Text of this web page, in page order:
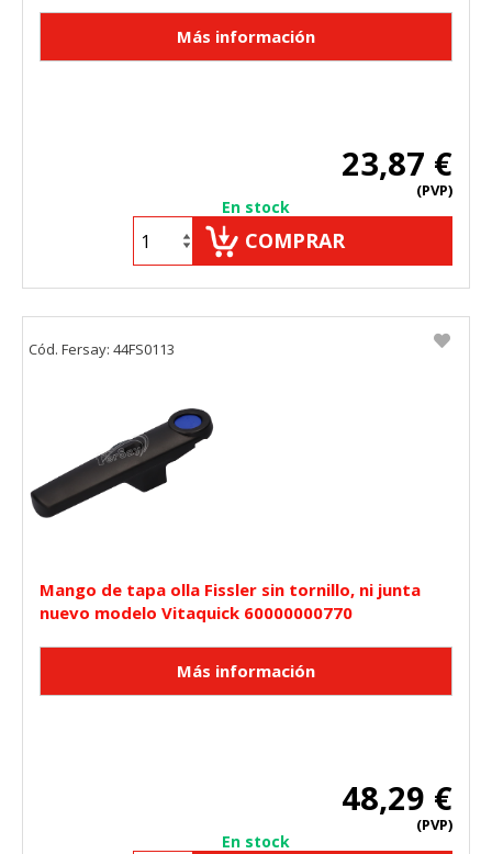
23,87 €
(PVP)
En stock
COMPRAR
Mango de tapa olla Fissler sin tornillo, ni junta
nuevo modelo Vitaquick 60000000770
48,29 €
(PVP)
En stock
Cód. Fersay: 44FS0113